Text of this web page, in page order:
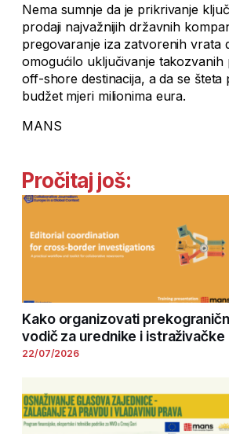
Nema sumnje da je prikrivanje
prodaji najvažnijih državnih
pregovaranje iza zatvorenih vrata
omogućilo uključivanje takozvanih
off-shore destinacija, a da se šteta
budžet mjeri milionima eura.
MANS
Pročitaj još:
Kako organizovati
vodič za urednike i istraživačke
22/07/2026